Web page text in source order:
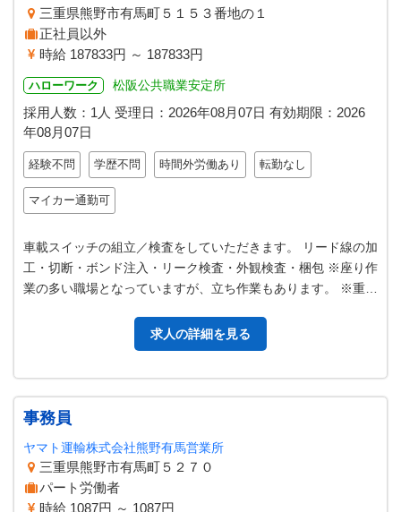
三重県熊野市有馬町５１５３番地の１
正社員以外
時給 187833円 ～ 187833円
ハローワーク 松阪公共職業安定所
採用人数：1人 受理日： 2026年08月07日 有効期限： 2026
年08月07日
経験不問 学歴不問 時間外労働あり 転勤なし
マイカー通勤可
車載スイッチの組立／検査をしていただきます。 リード線の加
工・切断・ボンド注入・リーク検査・外観検査・梱包 ※座り作
業の多い職場となっていますが、立ち作業もあります。 ※重量
求人の詳細を見る
事務員
ヤマト運輸株式会社熊野有馬営業所
三重県熊野市有馬町５２７０
パート労働者
時給 1087円 ～ 1087円